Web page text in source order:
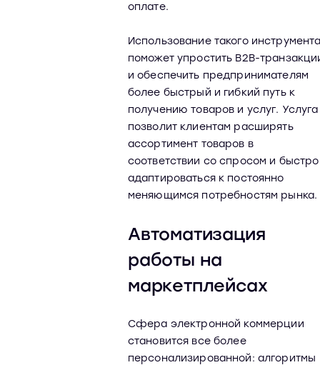
оплате.
Использование такого
поможет упростить B2B-
и обеспечить предпринимателям
более быстрый и гибкий путь к
получению товаров и услуг. Услуга
позволит клиентам расширять
ассортимент товаров в
соответствии со спросом и быстро
адаптироваться к постоянно
меняющимся потребностям рынка.
Автоматизация
работы на
маркетплейсах
Сфера электронной коммерции
становится все более
персонализированной: алгоритмы